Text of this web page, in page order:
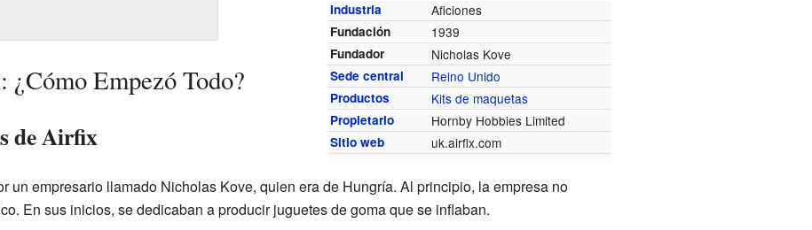
Industria Aficiones
Fundación 1939
Fundador Nicholas Kove
Sede central Reino Unido
Productos Kits de maquetas
Propietario Hornby Hobbies Limited
Sitio web uk.airfix.com
Empezó Todo?
de Airfix
un empresario llamado Nicholas Kove, quien era de Hungría. Al principio, la empresa no
En sus inicios, se dedicaban a producir juguetes de goma que se inflaban.